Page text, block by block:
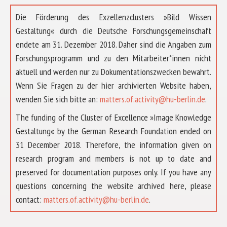
Die Förderung des Exzellenzclusters »Bild Wissen
Gestaltung« durch die Deutsche Forschungsgemeinschaft
endete am 31. Dezember 2018. Daher sind die Angaben zum
Forschungsprogramm und zu den Mitarbeiter*innen nicht
aktuell und werden nur zu Dokumentationszwecken bewahrt.
Wenn Sie Fragen zu der hier archivierten Website haben,
wenden Sie sich bitte an: matters.of.activity@hu-berlin.de.
The funding of the Cluster of Excellence »Image Knowledge
Gestaltung« by the German Research Foundation ended on
31 December 2018. Therefore, the information given on
research program and members is not up to date and
preserved for documentation purposes only. If you have any
questions concerning the website archived here, please
contact: matters.of.activity@hu-berlin.de.
ÜBER UNS